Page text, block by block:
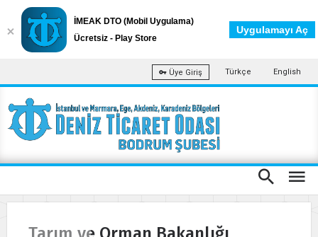
Üye Giriş Türkçe English
İMEAK DTO (Mobil Uygulama)
Ücretsiz - Play Store
Uygulamayı Aç